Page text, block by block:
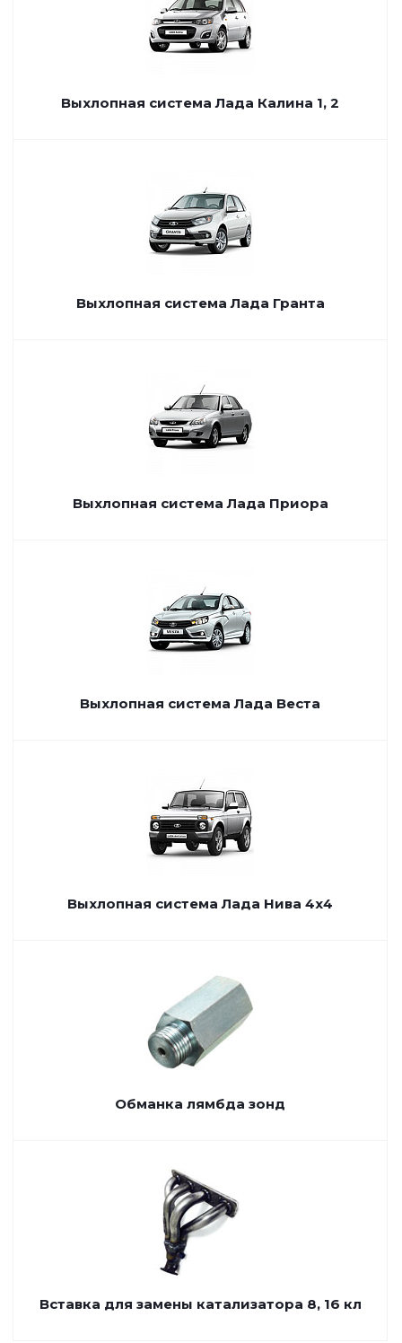
Выхлопная система Лада Калина 1, 2
Выхлопная система Лада Гранта
Выхлопная система Лада Приора
Выхлопная система Лада Веста
Выхлопная система Лада Нива 4х4
Обманка лямбда зонд
Вставка для замены катализатора 8, 16 кл